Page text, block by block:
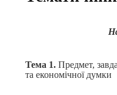
Тема 1. Предмет,
та економічної думки